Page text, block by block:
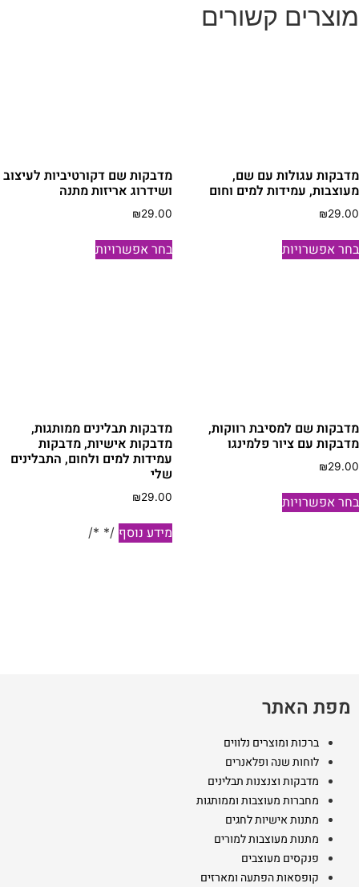
קשורים
עגולות עם שם,
עמידות למים וחום
₪
אפשרויות
למוצר
זה
המוצר
מדבקות שם דקורטיביות לעיצוב
ושידרוג אריזות מתנה
₪29.00
בחר אפשרויות
למוצר
זה
המוצר
שם למסיבת רווקות,
עם ציור פלמינגו
₪
אפשרויותזה
מדבקות תבלינים ממותגות,
מדבקות אישיות, מדבקות
עמידות למים ולחום, התבלינים
שלי
₪29.00
מידע נוסף /* */
מפת האתר
ברכות ומוצרים נלווים
לוחות שנה ופלאנרים
מדבקות וצנצנות תבלינים
מחברות מעוצבות וממותגות
מתנות אישיות לחגים
מתנות מעוצבות למורים
פנקסים מעוצבים
קופסאות הפתעה ומארזים